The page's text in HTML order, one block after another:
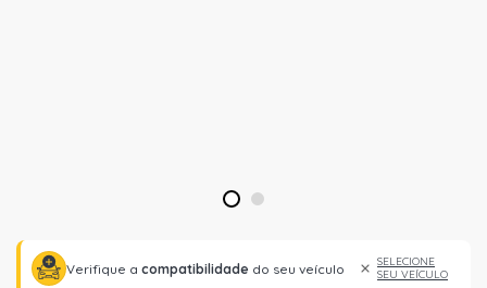
1 2
Verifique a compatibilidade do seu veículo
SELECIONE
SEU VEÍCULO